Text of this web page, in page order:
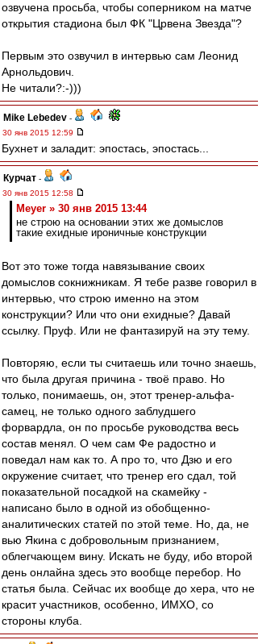
озвучена просьба, чтобы соперником на матче
открытия стадиона был ФК "Црвена Звезда"?
Первым это озвучил в интервью сам Леонид
Арнольдович.
Не читали?:-)))
Mike Lebedev -
30 янв 2015 12:59
Бухнет и заладит: эпостась, эпостась...
Курчат -
30 янв 2015 12:58
Meyer » 30 янв 2015 13:44
не строю на основании этих же домыслов
такие ехидные ироничные конструкции
Вот это тоже тогда навязывание своих
домыслов сокнижникам. Я тебе разве говорил в
интервью, что строю именно на этом
конструкции? Или что они ехидные? Давай
ссылку. Пруф. Или не фантазируй на эту тему.
Повторяю, если ты считаешь или точно знаешь,
что была другая причина - твоё право. Но
только, понимаешь, он, этот тренер-альфа-
самец, не только одного заблудшего
форвардла, он по просьбе руководства весь
состав менял. О чем сам Фе радостно и
поведал нам как то. А про то, что Дзю и его
окружение считает, что тренер его сдал, той
показательной посадкой на скамейку -
написано было в одной из обобщенно-
аналитических статей по этой теме. Но, да, не
вью Якина с добровольным признанием,
облегчающем вину. Искать не буду, ибо второй
день онлайна здесь это вообще перебор. Но
статья была. Сейчас их вообще до хера, что не
красит участников, особенно, ИМХО, со
стороны клуба.